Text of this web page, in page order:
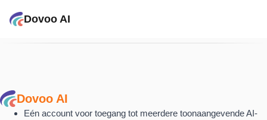
Dovoo AI
Dovoo AI
Eén account voor toegang tot meerdere toonaangevende AI-